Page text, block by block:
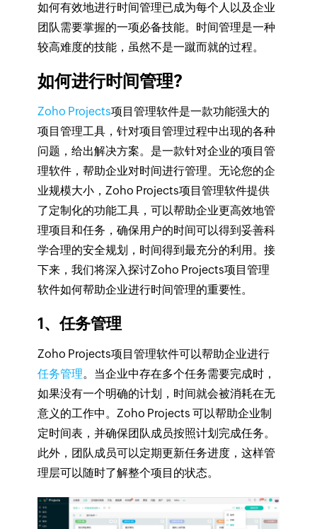
如何有效地进行时间管理已成为每个人以及企业
团队需要掌握的一项必备技能。时间管理是一种
较高难度的技能，虽然不是一蹴而就的过程。
如何进行时间管理?
Zoho Projects项目管理软件是一款功能强大的
项目管理工具，针对项目管理过程中出现的各种
问题，给出解决方案。是一款针对企业的项目管
理软件，帮助企业对时间进行管理。无论您的企
业规模大小，Zoho Projects项目管理软件提供
了定制化的功能工具，可以帮助企业更高效地管
理项目和任务，确保用户的时间可以得到妥善科
学合理的安全规划，时间得到最充分的利用。接
下来，我们将深入探讨Zoho Projects项目管理
软件如何帮助企业进行时间管理的重要性。
1、任务管理
Zoho Projects项目管理软件可以帮助企业进行
任务管理。当企业中存在多个任务需要完成时，
如果没有一个明确的计划，时间就会被消耗在无
意义的工作中。Zoho Projects 可以帮助企业制
定时间表，并确保团队成员按照计划完成任务。
此外，团队成员可以定期更新任务进度，这样管
理层可以随时了解整个项目的状态。